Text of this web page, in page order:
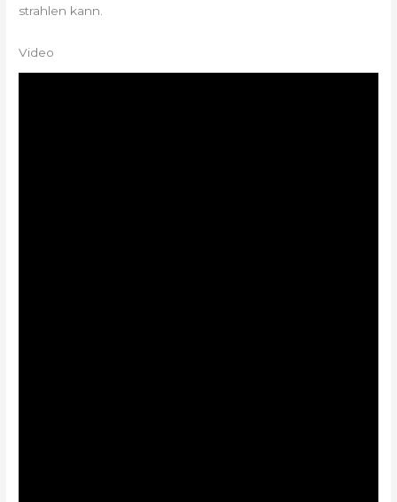
strahlen kann.
Video